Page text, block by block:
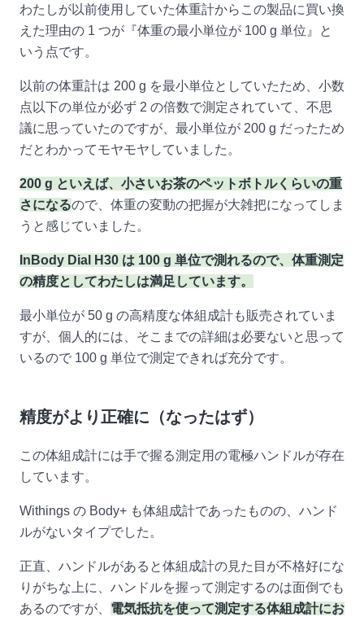
わたしが以前使用していた体重計からこの製品に買い換
えた理由の 1 つが『体重の最小単位が 100 g 単位』と
いう点です。
以前の体重計は 200 g を最小単位としていたため、小数
点以下の単位が必ず 2 の倍数で測定されていて、不思
議に思っていたのですが、最小単位が 200 g だったため
だとわかってモヤモヤしていました。
200 g といえば、小さいお茶のペットボトルくらいの重
さになるので、体重の変動の把握が大雑把になってしま
うと感じていました。
InBody Dial H30 は 100 g 単位で測れるので、体重測定
の精度としてわたしは満足しています。
最小単位が 50 g の高精度な体組成計も販売されていま
すが、個人的には、そこまでの詳細は必要ないと思って
いるので 100 g 単位で測定できれば充分です。
精度がより正確に（なったはず）
この体組成計には手で握る測定用の電極ハンドルが存在
しています。
Withings の Body+ も体組成計であったものの、ハンド
ルがないタイプでした。
正直、ハンドルがあると体組成計の見た目が不格好にな
りがちな上に、ハンドルを握って測定するのは面倒でも
あるのですが、 電気抵抗を使って測定する体組成計にお